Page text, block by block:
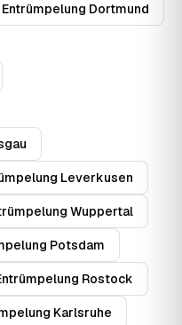
Entrümpelung Dortmund
Leverkusen
Wuppertal
Potsdam
Rostock
Karlsruhe